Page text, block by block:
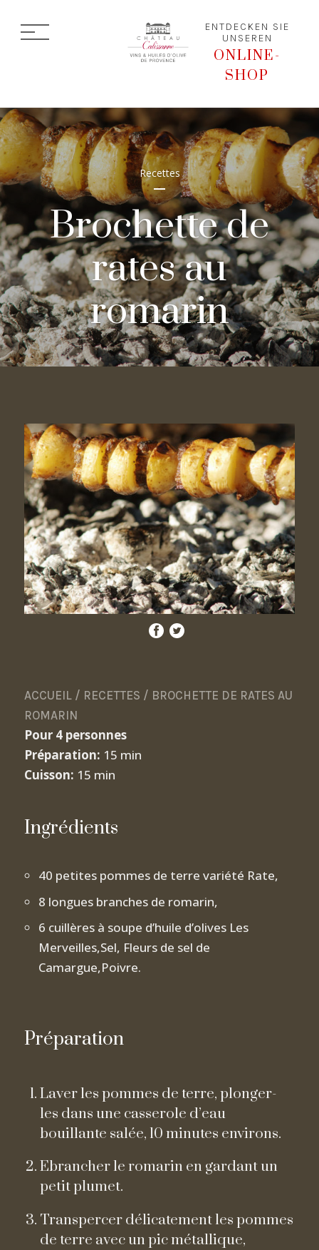
ENTDECKEN SIE
UNSEREN
ONLINE-
SHOP
Recettes
Brochette de
rates au
romarin
ACCUEIL/ RECETTES / BROCHETTE DE RATES AU
ROMARIN
Pour 4 personnes
Préparation: 15 min
Cuisson: 15 min
Ingrédients
40 petites pommes de terre variété Rate,
8 longues branches de romarin,
6 cuillères à soupe d’huile d’olives Les
Merveilles,Sel, Fleurs de sel de
Camargue,Poivre.
Préparation
Laver les pommes de terre, plonger-
les dans une casserole d’eau
bouillante salée, 10 minutes environs.
Ebrancher le romarin en gardant un
petit plumet.
Transpercer délicatement les pommes
de terre avec un pic métallique,